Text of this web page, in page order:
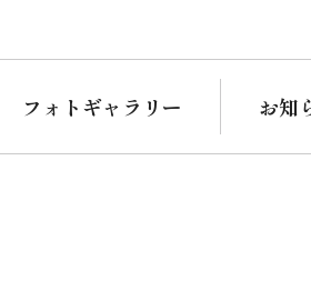
フォトギャラリー お知